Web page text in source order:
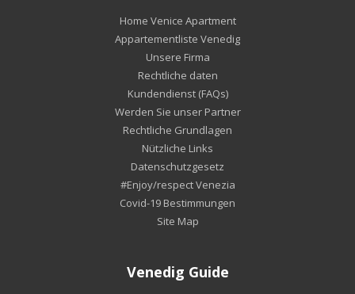
Home Venice Apartment
Appartementliste Venedig
Unsere Firma
Rechtliche daten
Kundendienst (FAQs)
Werden Sie unser Partner
Rechtliche Grundlagen
Nützliche Links
Datenschutzgesetz
#Enjoy/respect Venezia
Covid-19 Bestimmungen
Site Map
Venedig Guide